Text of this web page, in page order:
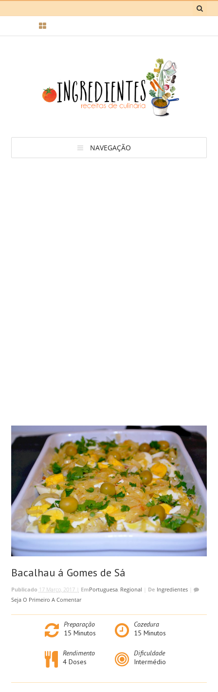
NAVEGAÇÃO
Bacalhau á Gomes de Sá
Publicado 17 Março, 2017 | EmPortuguesa, Regional De Ingredientes|
Seja O Primeiro A Comentar
Preparação
15 Minutos
Cozedura
15 Minutos
Rendimento
4 Doses
Dificuldade
Intermédio